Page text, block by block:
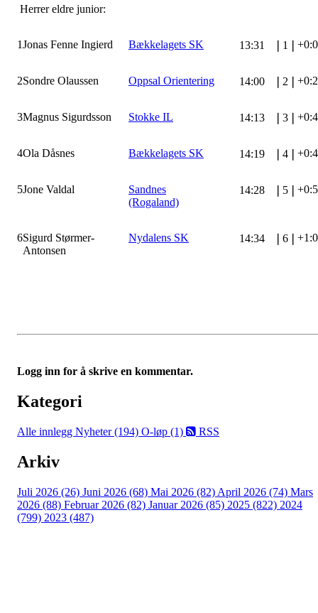
Herrer eldre junior:
1Jonas Fenne Ingierd Bækkelagets SK 13:31 1
2Sondre Olaussen Oppsal Orientering 14:00 2
3Magnus Sigurdsson Stokke IL 14:13 3
4Ola Dåsnes Bækkelagets SK 14:19 4
5Jone Valdal
Sandnes
(Rogaland)
14:28 5
6Sigurd Størmer-
Antonsen
Nydalens SK 14:34 6
Logg inn for å skrive en kommentar.
Kategori
Alle innlegg Nyheter (194) O-løp (1) RSS
Arkiv
Juli 2026 (26) Juni 2026 (68) Mai 2026 (82) April 2026 (74) Mars
2026 (88) Februar 2026 (82) Januar 2026 (85) 2025 (822) 2024
(799) 2023 (487)